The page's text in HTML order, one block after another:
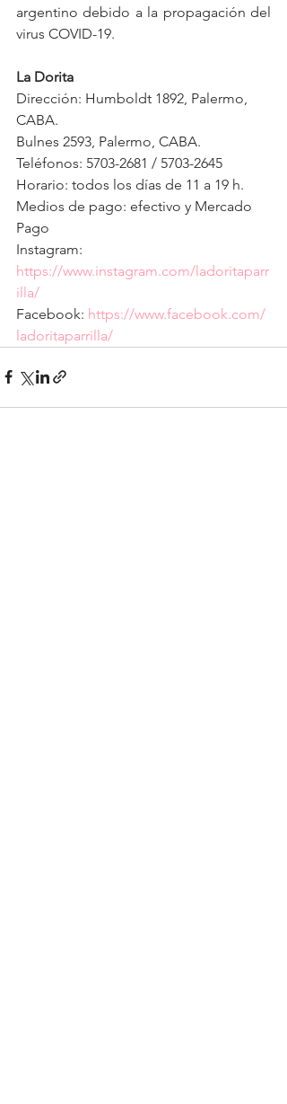
argentino debido a la propagación del
virus COVID-19.
La Dorita
Dirección: Humboldt 1892, Palermo,
CABA.
Bulnes 2593, Palermo, CABA.
Teléfonos: 5703-2681 / 5703-2645
Horario: todos los días de 11 a 19 h.
Medios de pago: efectivo y Mercado
Pago
Instagram:
https://www.instagram.com/ladoritaparr
illa/
Facebook: https://www.facebook.com/
ladoritaparrilla/